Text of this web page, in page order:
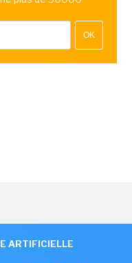
OK
ARTIFICIELLE